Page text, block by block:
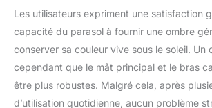
aluminium, le
principal en
lourd est plus
plus épais
Base croisée
soudé,
poudre contre
Les utilisateurs expriment une satisfaction
capacité du parasol à fournir une ombre
conserver sa couleur vive sous le soleil. Un
cependant que le mât principal et le bras
être plus robustes. Malgré cela, après
d’utilisation quotidienne, aucun problème